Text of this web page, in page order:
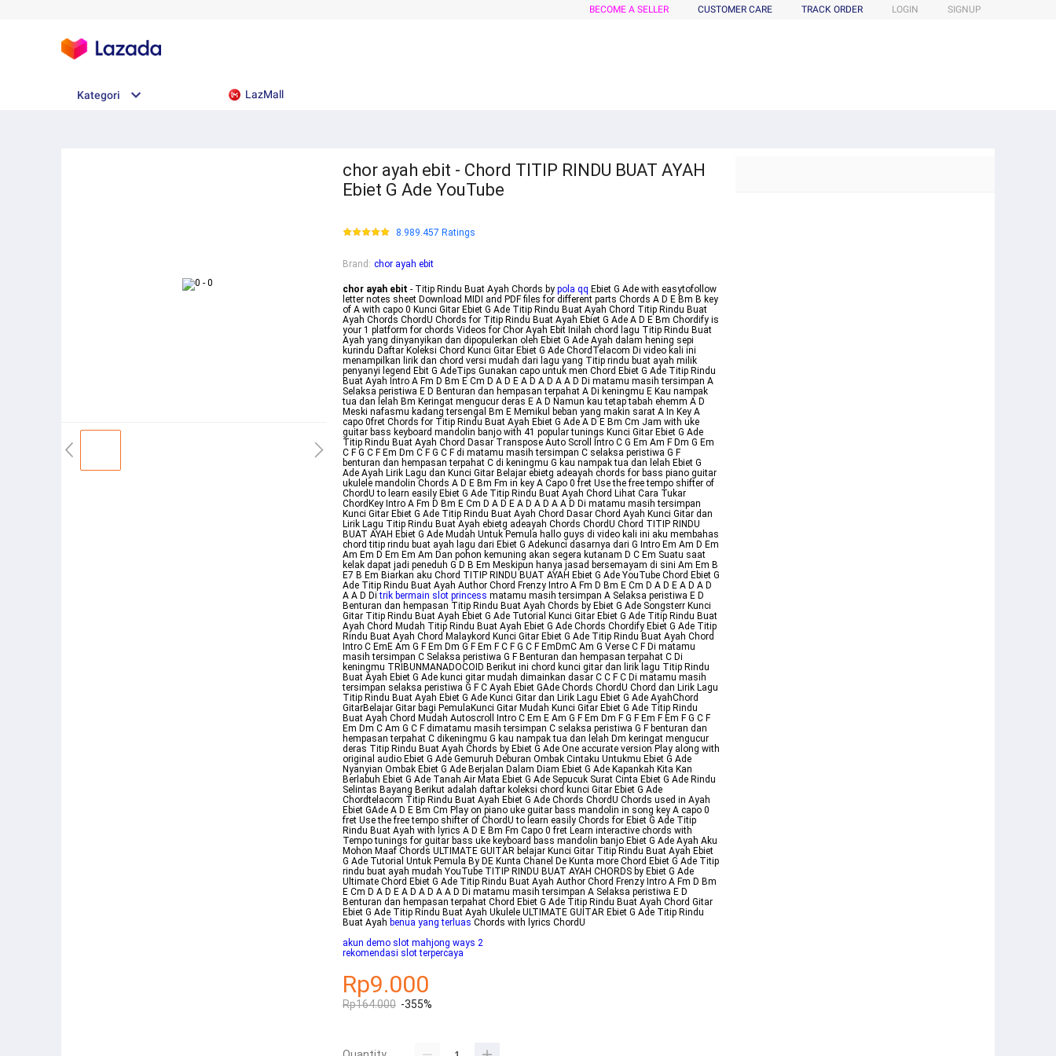
BECOME A SELLER CUSTOMER CARE TRACK ORDER LOGIN SIGNUP
Kategori LazMall
chor ayah ebit - Chord TITIP RINDU BUAT AYAH
Ebiet G Ade YouTube
8.989.457 Ratings
Brand : chor ayah ebit
chor ayah ebit - Titip Rindu Buat Ayah Chords by pola qq Ebiet G Ade with easytofollow
letter notes sheet Download MIDI and PDF files for different parts Chords A D E Bm B key
of A with capo 0 Kunci Gitar Ebiet G Ade Titip Rindu Buat Ayah Chord Titip Rindu Buat
Ayah Chords ChordU Chords for Titip Rindu Buat Ayah Ebiet G Ade A D E Bm Chordify is
your 1 platform for chords Videos for Chor Ayah Ebit Inilah chord lagu Titip Rindu Buat
Ayah yang dinyanyikan dan dipopulerkan oleh Ebiet G Ade Ayah dalam hening sepi
kurindu Daftar Koleksi Chord Kunci Gitar Ebiet G Ade ChordTelacom Di video kali ini
menampilkan lirik dan chord versi mudah dari lagu yang Titip rindu buat ayah milik
penyanyi legend Ebit G AdeTips Gunakan capo untuk men Chord Ebiet G Ade Titip Rindu
Buat Ayah Intro A Fm D Bm E Cm D A D E A D A D A A D Di matamu masih tersimpan A
Selaksa peristiwa E D Benturan dan hempasan terpahat A Di keningmu E Kau nampak
tua dan lelah Bm Keringat mengucur deras E A D Namun kau tetap tabah ehemm A D
Meski nafasmu kadang tersengal Bm E Memikul beban yang makin sarat A In Key A
capo 0fret Chords for Titip Rindu Buat Ayah Ebiet G Ade A D E Bm Cm Jam with uke
guitar bass keyboard mandolin banjo with 41 popular tunings Kunci Gitar Ebiet G Ade
Titip Rindu Buat Ayah Chord Dasar Transpose Auto Scroll Intro C G Em Am F Dm G Em
C F G C F Em Dm C F G C F di matamu masih tersimpan C selaksa peristiwa G F
benturan dan hempasan terpahat C di keningmu G kau nampak tua dan lelah Ebiet G
Ade Ayah Lirik Lagu dan Kunci Gitar Belajar ebietg adeayah chords for bass piano guitar
ukulele mandolin Chords A D E Bm Fm in key A Capo 0 fret Use the free tempo shifter of
ChordU to learn easily Ebiet G Ade Titip Rindu Buat Ayah Chord Lihat Cara Tukar
ChordKey Intro A Fm D Bm E Cm D A D E A D A D A A D Di matamu masih tersimpan
Kunci Gitar Ebiet G Ade Titip Rindu Buat Ayah Chord Dasar Chord Ayah Kunci Gitar dan
Lirik Lagu Titip Rindu Buat Ayah ebietg adeayah Chords ChordU Chord TITIP RINDU
BUAT AYAH Ebiet G Ade Mudah Untuk Pemula hallo guys di video kali ini aku membahas
chord titip rindu buat ayah lagu dari Ebiet G Adekunci dasarnya dari G Intro Em Am D Em
Am Em D Em Em Am Dan pohon kemuning akan segera kutanam D C Em Suatu saat
kelak dapat jadi peneduh G D B Em Meskipun hanya jasad bersemayam di sini Am Em B
E7 B Em Biarkan aku Chord TITIP RINDU BUAT AYAH Ebiet G Ade YouTube Chord Ebiet G
Ade Titip Rindu Buat Ayah Author Chord Frenzy Intro A Fm D Bm E Cm D A D E A D A D
A A D Ditrik bermain slot princess matamu masih tersimpan A Selaksa peristiwa E D
Benturan dan hempasan Titip Rindu Buat Ayah Chords by Ebiet G Ade Songsterr Kunci
Gitar Titip Rindu Buat Ayah Ebiet G Ade Tutorial Kunci Gitar Ebiet G Ade Titip Rindu Buat
Ayah Chord Mudah Titip Rindu Buat Ayah Ebiet G Ade Chords Chordify Ebiet G Ade Titip
Rindu Buat Ayah Chord Malaykord Kunci Gitar Ebiet G Ade Titip Rindu Buat Ayah Chord
Intro C EmE Am G F Em Dm G F Em F C F G C F EmDmC Am G Verse C F Di matamu
masih tersimpan C Selaksa peristiwa G F Benturan dan hempasan terpahat C Di
keningmu TRIBUNMANADOCOID Berikut ini chord kunci gitar dan lirik lagu Titip Rindu
Buat Ayah Ebiet G Ade kunci gitar mudah dimainkan dasar C C F C Di matamu masih
tersimpan selaksa peristiwa G F C Ayah Ebiet GAde Chords ChordU Chord dan Lirik Lagu
Titip Rindu Buat Ayah Ebiet G Ade Kunci Gitar dan Lirik Lagu Ebiet G Ade AyahChord
GitarBelajar Gitar bagi PemulaKunci Gitar Mudah Kunci Gitar Ebiet G Ade Titip Rindu
Buat Ayah Chord Mudah Autoscroll Intro C Em E Am G F Em Dm F G F Em F Em F G C F
Em Dm C Am G C F dimatamu masih tersimpan C selaksa peristiwa G F benturan dan
hempasan terpahat C dikeningmu G kau nampak tua dan lelah Dm keringat mengucur
deras Titip Rindu Buat Ayah Chords by Ebiet G Ade One accurate version Play along with
original audio Ebiet G Ade Gemuruh Deburan Ombak Cintaku Untukmu Ebiet G Ade
Nyanyian Ombak Ebiet G Ade Berjalan Dalam Diam Ebiet G Ade Kapankah Kita Kan
Berlabuh Ebiet G Ade Tanah Air Mata Ebiet G Ade Sepucuk Surat Cinta Ebiet G Ade Rindu
Selintas Bayang Berikut adalah daftar koleksi chord kunci Gitar Ebiet G Ade
Chordtelacom Titip Rindu Buat Ayah Ebiet G Ade Chords ChordU Chords used in Ayah
Ebiet GAde A D E Bm Cm Play on piano uke guitar bass mandolin in song key A capo 0
fret Use the free tempo shifter of ChordU to learn easily Chords for Ebiet G Ade Titip
Rindu Buat Ayah with lyrics A D E Bm Fm Capo 0 fret Learn interactive chords with
Tempo tunings for guitar bass uke keyboard bass mandolin banjo Ebiet G Ade Ayah Aku
Mohon Maaf Chords ULTIMATE GUITAR belajar Kunci Gitar Titip Rindu Buat Ayah Ebiet
G Ade Tutorial Untuk Pemula By DE Kunta Chanel De Kunta more Chord Ebiet G Ade Titip
rindu buat ayah mudah YouTube TITIP RINDU BUAT AYAH CHORDS by Ebiet G Ade
Ultimate Chord Ebiet G Ade Titip Rindu Buat Ayah Author Chord Frenzy Intro A Fm D Bm
E Cm D A D E A D A D A A D Di matamu masih tersimpan A Selaksa peristiwa E D
Benturan dan hempasan terpahat Chord Ebiet G Ade Titip Rindu Buat Ayah Chord Gitar
Ebiet G Ade Titip Rindu Buat Ayah Ukulele ULTIMATE GUITAR Ebiet G Ade Titip Rindu
Buat Ayah benua yang terluas Chords with lyrics ChordU
akun demo slot mahjong ways 2
rekomendasi slot terpercaya
Rp9.000
Rp164.000 -355%